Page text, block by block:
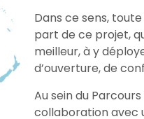
Dans ce sens,
part de ce projet,
meilleur, à y
d’ouverture, de
Au sein du
collaboration avec